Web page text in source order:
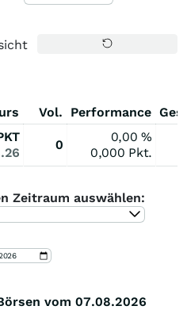
Vol. Performance
0
0,00%
0,000 Pkt.
Zeitraum auswählen:
vom 07.08.2026